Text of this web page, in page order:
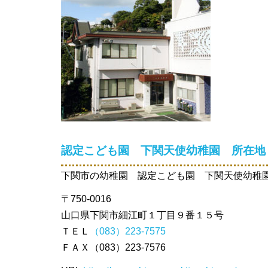
認定こども園 下関天使幼稚園 所在地
下関市の幼稚園 認定こども園 下関天使幼稚園
〒750-0016
山口県下関市細江町１丁目９番１５号
ＴＥＬ
（083）223-7575
ＦＡＸ（083）223-7576